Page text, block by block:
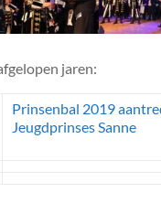
jaren:
Prinsenbal 2019
Jeugdprinses Sanne